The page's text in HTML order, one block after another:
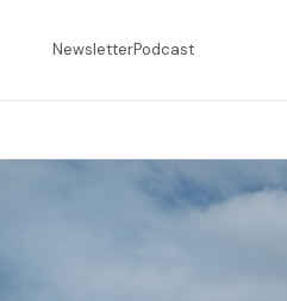
NewsletterPodcast